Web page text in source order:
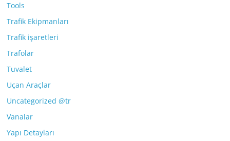
Tools
Trafik Ekipmanları
Trafik işaretleri
Trafolar
Tuvalet
Uçan Araçlar
Uncategorized @tr
Vanalar
Yapı Detayları